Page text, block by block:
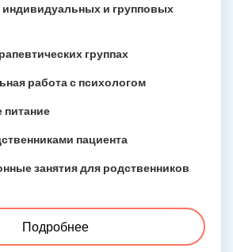
индивидуальных и групповых
группах
работа с психологом
питание
пациента
занятия для родственников
Подробнее